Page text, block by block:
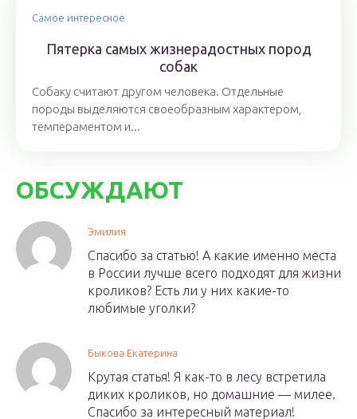
Самое интересное
Пятерка самых жизнерадостных пород
собак
Собаку считают другом человека. Отдельные
породы выделяются своеобразным характером,
темпераментом и...
ОБСУЖДАЮТ
Эмилия
Спасибо за статью! А какие именно места
в России лучше всего подходят для жизни
кроликов? Есть ли у них какие-то
любимые уголки?
Быкова Екатерина
Крутая статья! Я как-то в лесу встретила
диких кроликов, но домашние — милее.
Спасибо за интересный материал!